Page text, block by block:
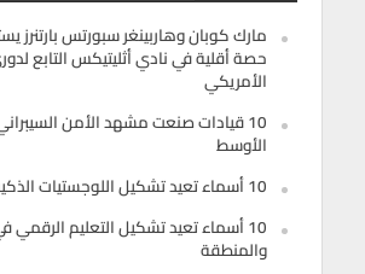
مارك كوبان وهاربينغر سبورتس بارتنرز
حصة أقلية في نادي أثليتيكس التابع
الأمريكي
10 قيادات صنعت مشهد الأمن
الأوسط
10 أسماء تعيد تشكيل اللوجستيات الذكية في الخليج
10 أسماء تعيد تشكيل التعليم الرقمي
والمنطقة